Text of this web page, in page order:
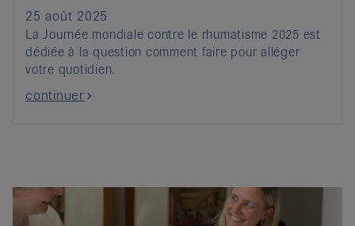
25 août 2025
La Journée mondiale contre le rhumatisme 2025 est
dédiée à la question comment faire pour alléger
votre quotidien.
continuer